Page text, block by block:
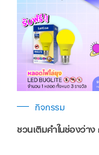
กิจกรรม
ชวนเติมคำในช่องว่า